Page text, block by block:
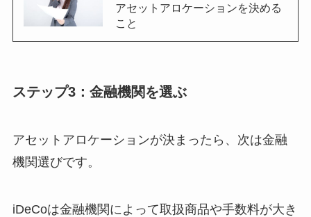
アセットアロケーションを決める
こと
ステップ3：金融機関を選ぶ
アセットアロケーションが決まったら、次は金融
機関選びです。
iDeCoは金融機関によって取扱商品や手数料が大き